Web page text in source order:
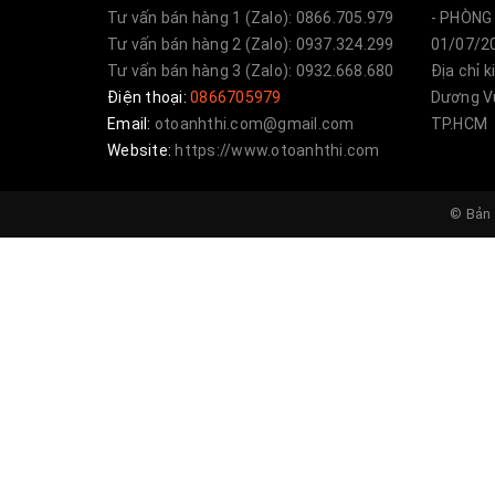
Tư vấn bán hàng 1 (Zalo): 0866.705.979
Tư vấn bán hàng 2 (Zalo): 0937.324.299
Tư vấn bán hàng 3 (Zalo): 0932.668.680
Điện thoại: 0866705979
Email: otoanhthi.com@gmail.com
Website: https://www.otoanhthi.com
-
01/07/
Địa chỉ
Dương
TP.HCM
© Bản